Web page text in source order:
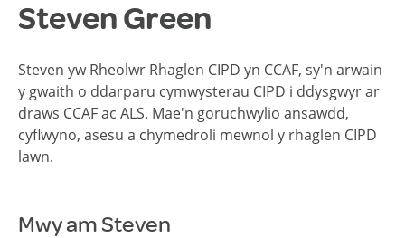
Steven Green
Steven yw Rheolwr Rhaglen CIPD yn CCAF, sy'n arwain
y gwaith o ddarparu cymwysterau CIPD i ddysgwyr ar
draws CCAF ac ALS. Mae'n goruchwylio ansawdd,
cyflwyno, asesu a chymedroli mewnol y rhaglen CIPD
lawn.
Mwy am Steven